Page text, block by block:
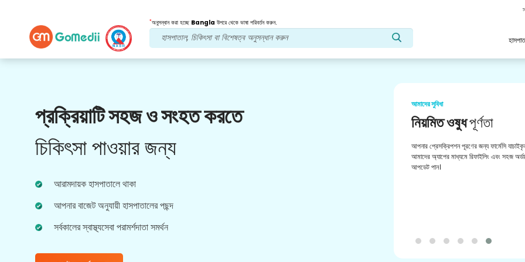
*অনুসন্ধান করা হচ্ছে Bangla উপরে থেকে ভাষা পরিবর্তন করুন.
প্রক্রিয়াটি সহজ ও সংহত করতে
চিকিৎসা পাওয়ার জন্য
আরামদায়ক হাসপাতালে থাকা
আপনার বাজেট অনুযায়ী হাসপাতালের পছন্দ
সর্বকালের স্বাস্থ্যসেবা পরামর্শদাতা সমর্থন
আমাদের সুবিধা
বহুভাষিক অ্যাপসমর্থন
আমাদের বহুভাষিক GoMedii অ্যাপটি ডাউনলোড করুন যা
আপনাকে আপনার চিকিত্সার যাত্রা আরও ভাল এবং নির্ভুলভাবে
আমাদের সুবিধা
নিয়মিত ওষুধপূর্ণতা
আপনার প্রেসক্রিপশন পূরণের জন্য ফার্মেসি
আমাদের অ্যাপের মাধ্যমে রিফাইলিং এবং সহজ
আপডেট পান।